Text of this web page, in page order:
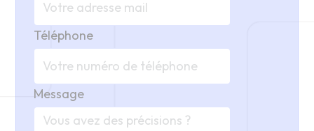
Téléphone
Message